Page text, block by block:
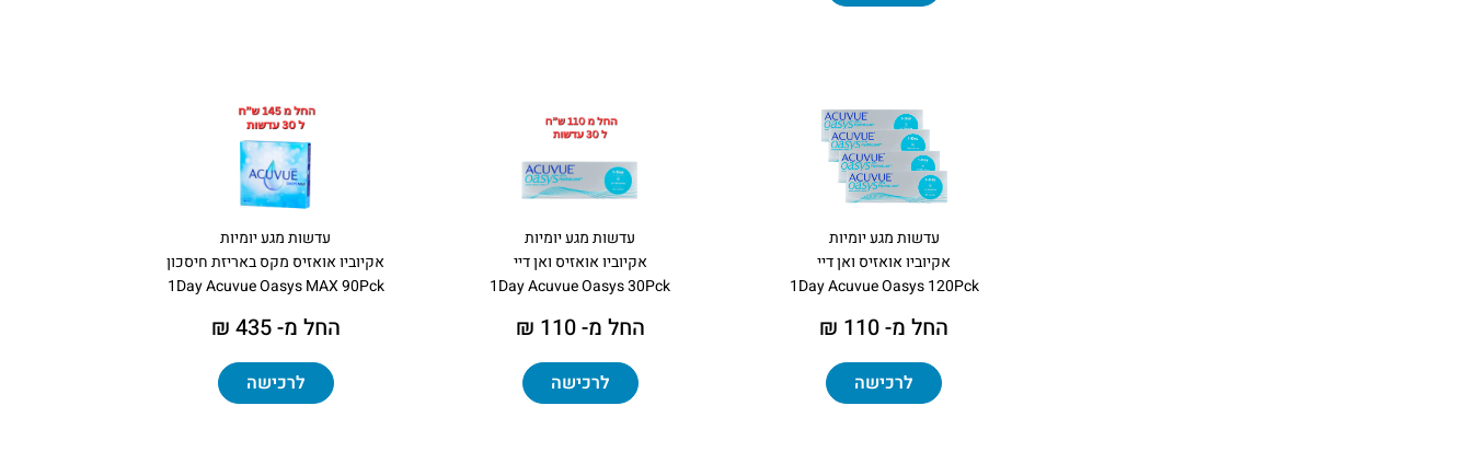
עדשות מגע יומיות
אקיוביו אואזיס ואן דיי
1Day Acuvue Oasys 120Pck
החל מ- 110 ₪
לרכישה
עדשות מגע יומיות
אקיוביו אואזיס ואן דיי
1Day Acuvue Oasys 30Pck
החל מ- 110 ₪
לרכישה
עדשות מגע יומיות
אקיוביו אואזיס מקס באריזת חיסכון
1Day Acuvue Oasys MAX 90Pck
החל מ- 435 ₪
לרכישה